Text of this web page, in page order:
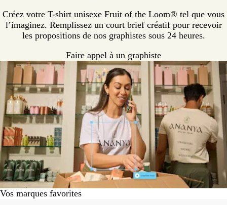
Créez votre T-shirt unisexe Fruit of the Loom® tel que vous
l’imaginez. Remplissez un court brief créatif pour recevoir
les propositions de nos graphistes sous 24 heures.
Faire appel à un graphiste
Vos marques favorites